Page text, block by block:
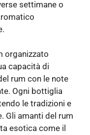
settimane o
organizzato
capacità di
rum con le note
Ogni bottiglia
le tradizioni e
Gli amanti del rum
esotica come il